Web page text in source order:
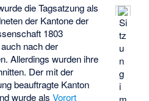
Si
tz
u
n
g
i
die Tagsatzung als
der Kantone der
1803
nach der
Allerdings wurden ihre
Der mit der
beauftragte Kanton
wurde alsVorort